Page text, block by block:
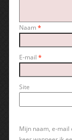
Naam *
E-mail *
Site
Mijn naam, e-mail